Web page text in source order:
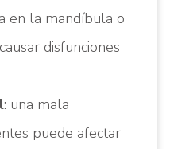
en la mandíbula o
disfunciones
: una mala
puede afectar